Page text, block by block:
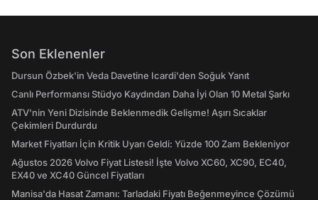
Son Eklenenler
Dursun Özbek'in Veda Davetine Icardi'den Soğuk Yanıt
Canlı Performansı Stüdyo Kaydından Daha İyi Olan 10 Metal Şarkı
ATV'nin Yeni Dizisinde Beklenmedik Gelişme! Aşırı Sıcaklar
Çekimleri Durdurdu
Market Fiyatları İçin Kritik Uyarı Geldi: Yüzde 100 Zam Bekleniyor
Ağustos 2026 Volvo Fiyat Listesi! İşte Volvo XC60, XC90, EC40,
EX40 ve XC40 Güncel Fiyatları
Manisa'da Hasat Zamanı: Tarladaki Fiyatı Beğenmeyince Çözümü